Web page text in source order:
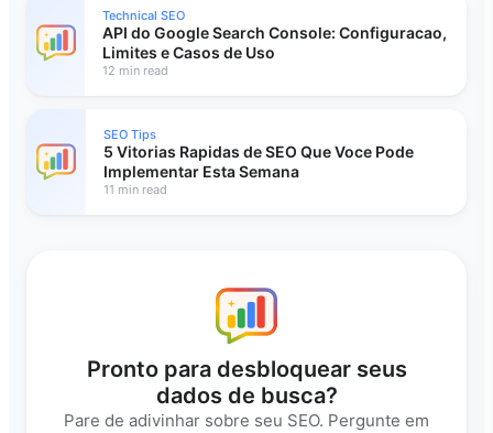
Technical SEO
API do Google Search Console: Configuracao,
Limites e Casos de Uso
12 min read
SEO Tips
5 Vitorias Rapidas de SEO Que Voce Pode
Implementar Esta Semana
11 min read
Pronto para desbloquear seus
dados de busca?
Pare de adivinhar sobre seu SEO. Pergunte em